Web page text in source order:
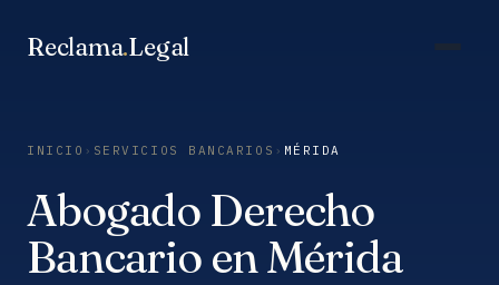
Reclama.Legal
INICIO › SERVICIOS BANCARIOS › MÉRIDA
Abogado Derecho
Bancario en Mérida